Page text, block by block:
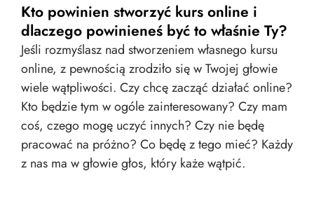
Kto powinien stworzyć kurs online i
dlaczego powinieneś być to właśnie Ty?
Jeśli rozmyślasz nad stworzeniem własnego kursu
online, z pewnością zrodziło się w Twojej głowie
wiele wątpliwości. Czy chcę zacząć działać online?
Kto będzie tym w ogóle zainteresowany? Czy mam
coś, czego mogę uczyć innych? Czy nie będę
pracować na próżno? Co będę z tego mieć? Każdy
z nas ma w głowie głos, który każe wątpić.